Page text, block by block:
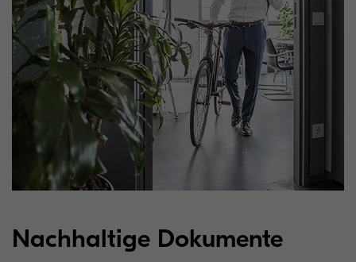
Nachhaltige Dokumente